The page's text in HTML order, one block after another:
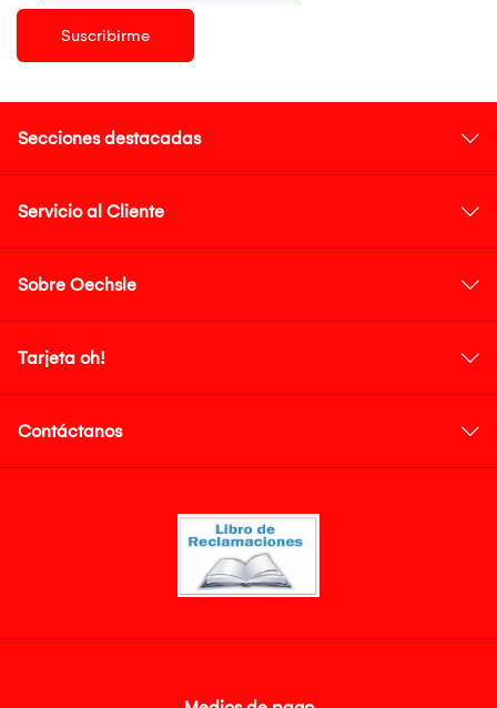
Suscribirme
Secciones destacadas
Servicio al Cliente
Sobre Oechsle
Tarjeta oh!
Contáctanos